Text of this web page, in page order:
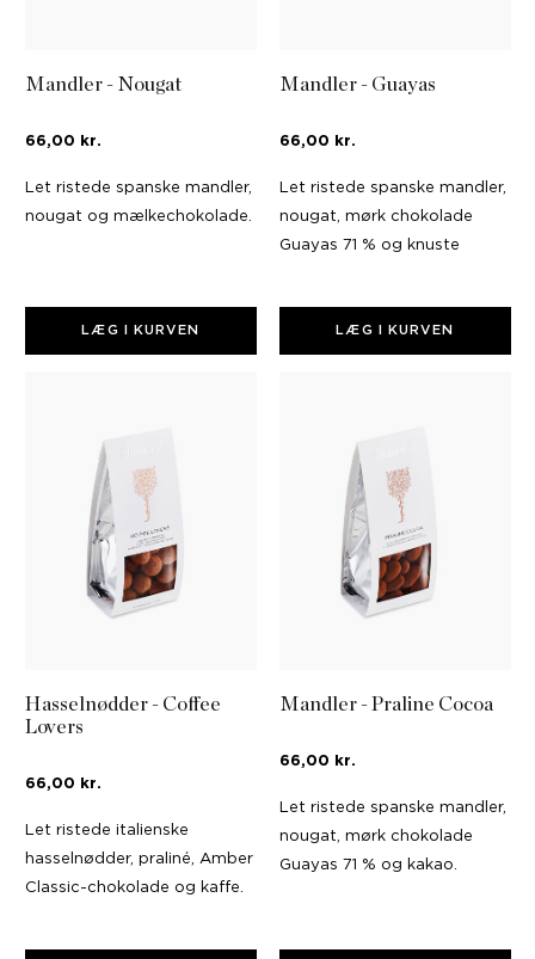
Mandler - Nougat
66,00 kr.
Let ristede spanske mandler,
nougat og mælkechokolade.
LÆG I KURVEN
Mandler - Guayas
66,00 kr.
Let ristede spanske mandler,
nougat, mørk chokolade
Guayas 71 % og knuste
LÆG I KURVEN
Hasselnødder - Coffee
Lovers
66,00 kr.
Let ristede italienske
hasselnødder, praliné, Amber
Classic-chokolade og kaffe.
Mandler - Praline Cocoa
66,00 kr.
Let ristede spanske mandler,
nougat, mørk chokolade
Guayas 71 % og kakao.